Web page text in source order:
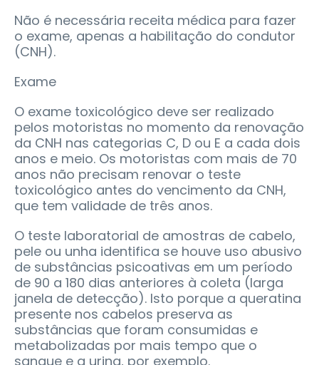
Não é necessária receita médica para fazer
o exame, apenas a habilitação do condutor
(CNH).
Exame
O exame toxicológico deve ser realizado
pelos motoristas no momento da renovação
da CNH nas categorias C, D ou E a cada dois
anos e meio. Os motoristas com mais de 70
anos não precisam renovar o teste
toxicológico antes do vencimento da CNH,
que tem validade de três anos.
O teste laboratorial de amostras de cabelo,
pele ou unha identifica se houve uso abusivo
de substâncias psicoativas em um período
de 90 a 180 dias anteriores à coleta (larga
janela de detecção). Isto porque a queratina
presente nos cabelos preserva as
substâncias que foram consumidas e
metabolizadas por mais tempo que o
sangue e a urina, por exemplo.